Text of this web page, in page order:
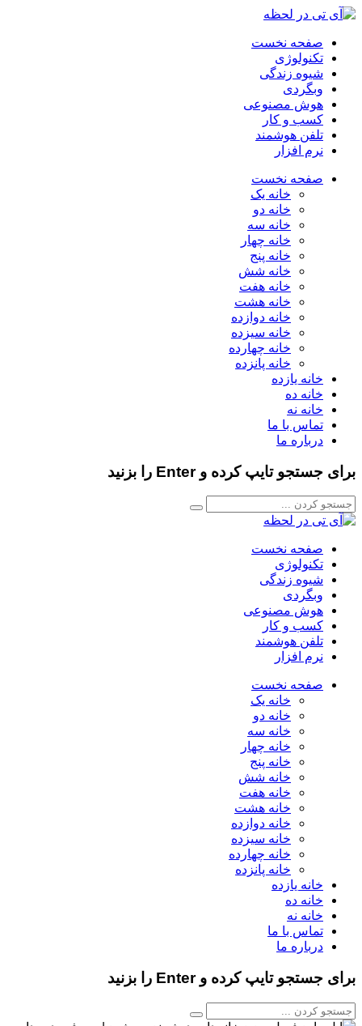
صفحه نخست
تکنولوژی
شیوه زندگی
وبگردی
هوش مصنوعی
کسب و کار
تلفن هوشمند
نرم افزار
صفحه نخست
خانه یک
خانه دو
خانه سه
خانه چهار
خانه پنج
خانه شش
خانه هفت
خانه هشت
خانه دوازده
خانه سیزده
خانه چهارده
خانه پانزده
خانه یازده
خانه ده
خانه نه
تماس با ما
درباره ما
برای جستجو تایپ کرده و Enter را بزنید
صفحه نخست
تکنولوژی
شیوه زندگی
وبگردی
هوش مصنوعی
کسب و کار
تلفن هوشمند
نرم افزار
صفحه نخست
خانه یک
خانه دو
خانه سه
خانه چهار
خانه پنج
خانه شش
خانه هفت
خانه هشت
خانه دوازده
خانه سیزده
خانه چهارده
خانه پانزده
خانه یازده
خانه ده
خانه نه
تماس با ما
درباره ما
برای جستجو تایپ کرده و Enter را بزنید